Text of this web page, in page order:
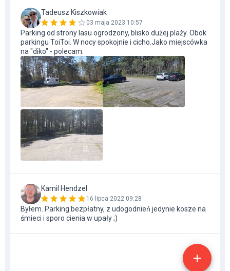
Tadeusz Kiszkowiak
03 maja 2023 10:57
Parking od strony lasu ogrodzony, blisko dużej plaży. Obok
parkingu ToiToi. W nocy spokojnie i cicho.Jako miejscówka
na "diko" - polecam.
Kamil Hendzel
16 lipca 2022 09:28
Byłem. Parking bezpłatny, z udogodnień jedynie kosze na
śmieci i sporo cienia w upały ;)